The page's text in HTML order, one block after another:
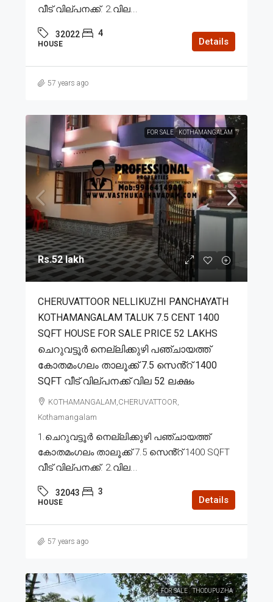
വീട് വില്പനക്ക്. 2.വില...
32022 4
HOUSE Details
57 years ago
FOR SALE KOTHAMANGALAM
Rs.52 lakh
CHERUVATTOOR NELLIKUZHI PANCHAYATH
KOTHAMANGALAM TALUK 7.5 CENT 1400
SQFT HOUSE FOR SALE PRICE 52 LAKHS
ചെറുവട്ടൂർ നെല്ലിക്കുഴി പഞ്ചായത്ത്
കോതമംഗലം താലൂക്ക് 7.5 സെൻ്റ് 1400
SQFT വീട് വില്പനക്ക് വില 52 ലക്ഷം
KOTHAMANGALAM,CHERUVATTOOR,
Kothamangalam
1.ചെറുവട്ടൂർ നെല്ലിക്കുഴി പഞ്ചായത്ത്
കോതമംഗലം താലൂക്ക് 7.5 സെൻ്റ് 1400 SQFT
വീട് വില്പനക്ക്. 2.വില...
32043 3
HOUSE Details
57 years ago
FOR SALE THODUPUZHA